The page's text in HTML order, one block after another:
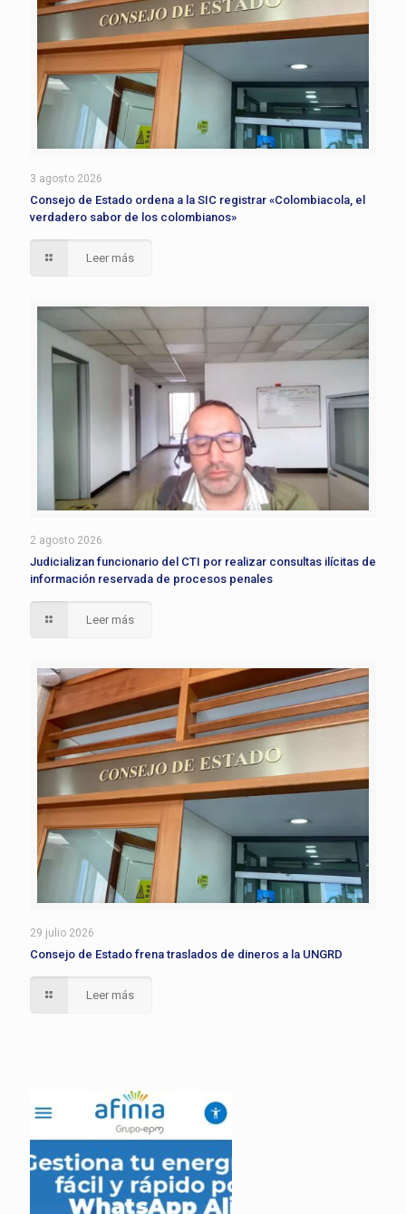
3 agosto 2026
Consejo de Estado ordena a la SIC registrar «Colombiacola, el
verdadero sabor de los colombianos»
Leer más
2 agosto 2026
Judicializan funcionario del CTI por realizar consultas ilícitas de
información reservada de procesos penales
Leer más
29 julio 2026
Consejo de Estado frena traslados de dineros a la UNGRD
Leer más